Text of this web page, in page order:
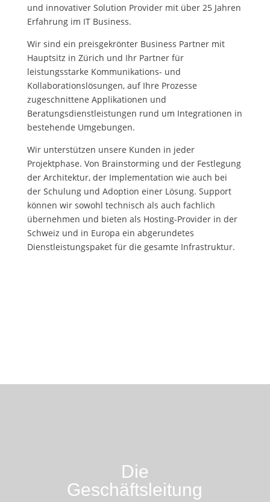
und innovativer Solution Provider mit über 25 Jahren
Erfahrung im IT Business.
Wir sind ein preisgekrönter Business Partner mit
Hauptsitz in Zürich und Ihr Partner für
leistungsstarke Kommunikations- und
Kollaborationslösungen, auf Ihre Prozesse
zugeschnittene Applikationen und
Beratungsdienstleistungen rund um Integrationen in
bestehende Umgebungen.
Wir unterstützen unsere Kunden in jeder
Projektphase. Von Brainstorming und der Festlegung
der Architektur, der Implementation wie auch bei
der Schulung und Adoption einer Lösung. Support
können wir sowohl technisch als auch fachlich
übernehmen und bieten als Hosting-Provider in der
Schweiz und in Europa ein abgerundetes
Dienstleistungspaket für die gesamte Infrastruktur.
Die
Geschäftsleitung